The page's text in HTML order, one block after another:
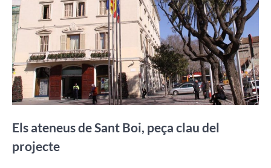
Els ateneus de Sant Boi, peça clau del
projecte